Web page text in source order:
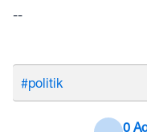
--
#politik
0